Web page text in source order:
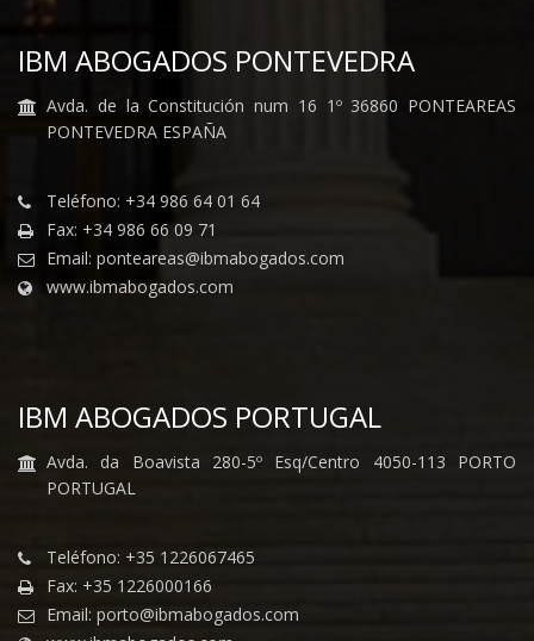
IBM ABOGADOS PONTEVEDRA
Avda. de la Constitución num 16 1º 36860 PONTEAREAS
PONTEVEDRA ESPAÑA
Teléfono: +34 986 64 01 64
Fax: +34 986 66 09 71
Email: ponteareas@ibmabogados.com
www.ibmabogados.com
IBM ABOGADOS PORTUGAL
Avda. da Boavista 280-5º Esq/Centro 4050-113 PORTO
PORTUGAL
Teléfono: +35 1226067465
Fax: +35 1226000166
Email: porto@ibmabogados.com